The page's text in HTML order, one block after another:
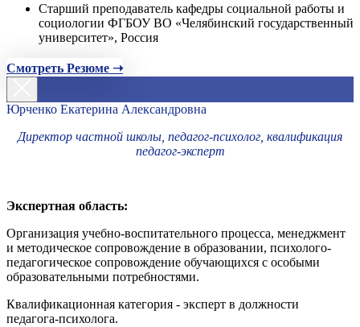
Старший преподаватель кафедры социальной работы и
социологии ФГБОУ ВО «Челябинский государственный
университет», Россия
Смотреть Резюме ➝
Юрченко Екатерина Александровна
Директор частной школы, педагог-психолог, квалификация
педагог-эксперт
Экспертная область:
Организация учебно-воспитательного процесса, менеджмент
и методическое сопровождение в образовании, психолого-
педагогическое сопровождение обучающихся с особыми
образовательными потребностями.
Квалификационная категория - эксперт в должности
педагога-психолога.